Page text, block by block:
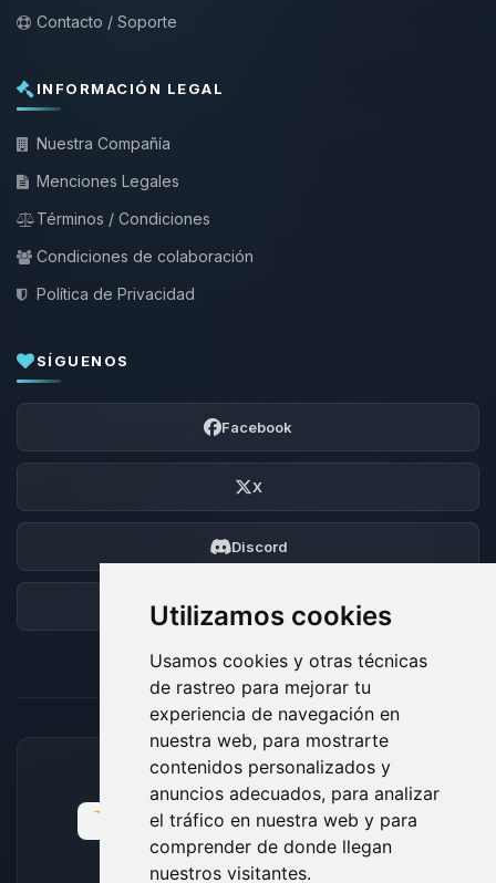
Utilizamos cookies
Usamos cookies y otras técnicas
de rastreo para mejorar tu
experiencia de navegación en
nuestra web, para mostrarte
contenidos personalizados y
anuncios adecuados, para analizar
el tráfico en nuestra web y para
comprender de donde llegan
nuestros visitantes.
Contacto / Soporte
INFORMACIÓN LEGAL
Nuestra Compañía
Menciones Legales
Términos / Condiciones
Condiciones de colaboración
Política de Privacidad
SÍGUENOS
Facebook
X
Discord
Foro
MÉTODOS DE PAGO ACEPTADOS